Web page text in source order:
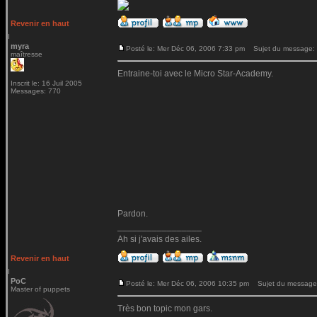
Revenir en haut
myra
maîtresse
Inscrit le: 16 Juil 2005
Messages: 770
Posté le: Mer Déc 06, 2006 7:33 pm Sujet du message:
Entraine-toi avec le Micro Star-Academy.
Pardon.
Ah si j'avais des ailes.
Revenir en haut
PoC
Master of puppets
Posté le: Mer Déc 06, 2006 10:35 pm Sujet du
Très bon topic mon gars.